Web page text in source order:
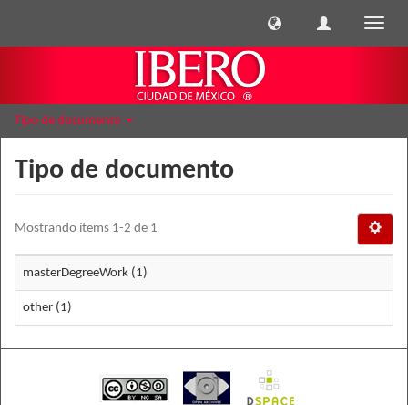
Tipo de documento
Tipo de documento
Mostrando ítems 1-2 de 1
masterDegreeWork (1)
other (1)